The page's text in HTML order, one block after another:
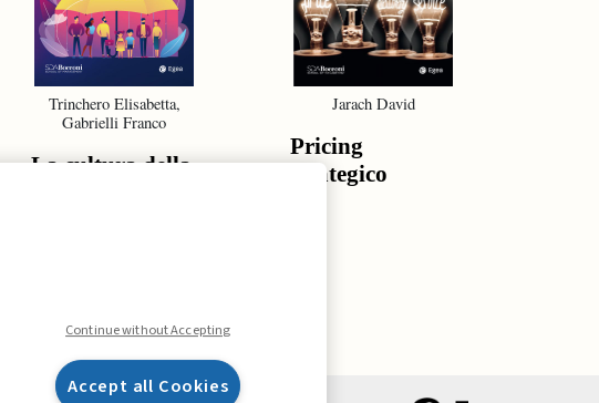
Trinchero Elisabetta,
Gabrielli Franco
La cultura della
Jarach David
Pricing
strategico
Continue without Accepting
Accept all Cookies